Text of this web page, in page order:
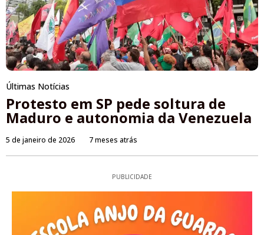
Últimas Notícias
Protesto em SP pede soltura de
Maduro e autonomia da Venezuela
5 de janeiro de 2026 7 meses atrás
PUBLICIDADE